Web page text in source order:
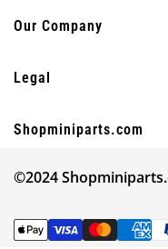
Buitenkant
Interieur
Plezier
Zoek uw modelcode
Our Company
FAQ
Bloggen
Onze beoordelingen
Geef 10€ Krijg 10€ ❤️
Legal
Verzendbeleid
Juridische mededeling
Terugbetalingsbeleid
Shopminiparts.com
©2024